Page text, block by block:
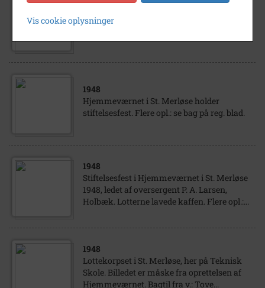
1948
Hjemmeværnet i St. Merløse holder
1948
Hjemmeværnet i St. Merløse holder
stiftelsesfest. Flere opl.: se bag på reg. blad.
1948
Stiftelsesfest i Hjemmeværnet i St. Merløse
1948, ledet af oversergent P. A. Larsen,
Holbæk. Lotterne lavede kaffen. Flere opl.:...
1948
Lottekorpset i St. Merløse, her på Teknisk
Skole. Billedet er måske fra oprettelsen af
Hjemmeværnet. Bagtil fra v.: Tove...
Vis cookie oplysninger